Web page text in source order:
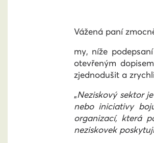
Vážená paní
my, níže
otevřeným
zjednodušit a
„Neziskový sektor
nebo iniciativy
organizací, která
neziskovek